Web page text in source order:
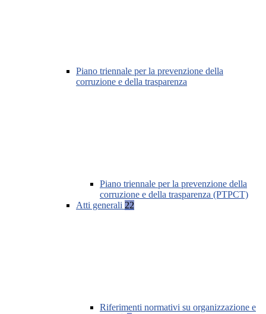
Piano triennale per la prevenzione della
corruzione e della trasparenza
Piano triennale per la prevenzione della
corruzione e della trasparenza (PTPCT)
Atti generali 22
Riferimenti normativi su organizzazione e